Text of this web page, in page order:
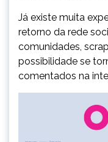
Já existe muita
retorno da rede
comunidades,
possibilidade se
comentados na